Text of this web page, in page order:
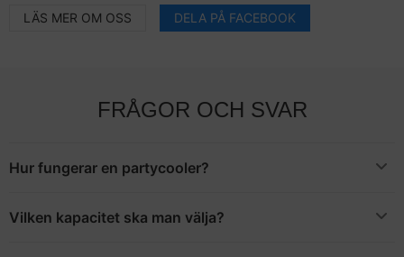
LÄS MER OM OSS DELA PÅ FACEBOOK
FRÅGOR OCH SVAR
Hur fungerar en partycooler?
satsa på en med så låg energiförbrukning som möjligt.
Vilken kapacitet ska man välja?